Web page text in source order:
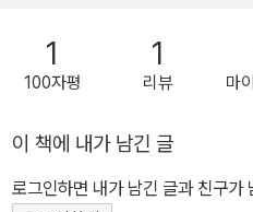
질’을 감내해야 하는 이러한 형태
우리나라 중소기업의 실태를 표
다. 이는 한국 전체 사업체 수의
소기업들은 그 압도적 비중에도 불
차지할 뿐이다. 반면 겨우 0.1퍼센
1
100자평
1
리뷰 마
이 책에 내가 남긴 글
로그인하면 내가 남긴 글과 친구가